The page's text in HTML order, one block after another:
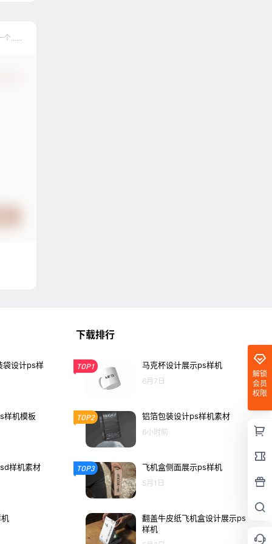
个......
解锁
会员
权限
袋设计ps样
样机模板
样机素材
下载排行
TOP1 马克杯设计展示ps样机
6月7日
TOP2 铝箔包装设计ps样机素材
6小时前
TOP3 飞机盒侧面展示ps样机
5月1日
翻盖牛皮纸飞机盒设计展示ps
样机